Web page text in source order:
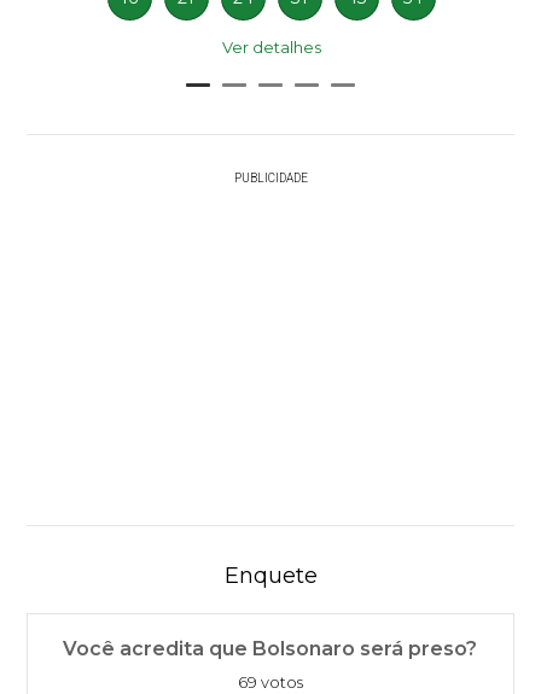
Ver detalhes
PUBLICIDADE
Enquete
Você acredita que Bolsonaro será preso?
69 votos